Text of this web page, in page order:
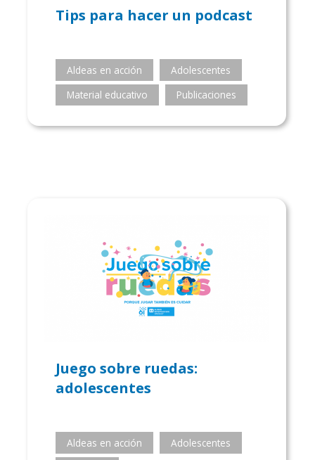
Tips para hacer un podcast
Aldeas en acción
Adolescentes
Material educativo
Publicaciones
Juego sobre ruedas:
adolescentes
Aldeas en acción
Adolescentes